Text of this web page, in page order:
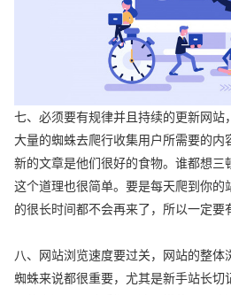
七、必须要有规律并且持续的更新网站
大量的蜘蛛去爬行收集用户所需要的内
新的文章是他们很好的食物。谁都想三
这个道理也很简单。要是每天爬到你的
的很长时间都不会再来了，所以一定要
八、网站浏览速度要过关，网站的整
蜘蛛来说都很重要，尤其是新手站长切